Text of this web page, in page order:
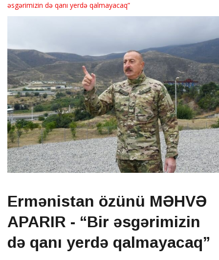
əsgərimizin də qanı yerdə qalmayacaq”
Ermənistan özünü MƏHVƏ
APARIR - “Bir əsgərimizin
də qanı yerdə qalmayacaq”